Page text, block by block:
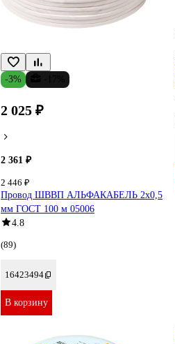
-3%
2 025 ₽
2 361 ₽
2 446 ₽
Провод ШВВП АЛЬФАКАБЕЛЬ 2х0,5
мм ГОСТ 100 м 05006
4.8
(89)
16423494
В корзину